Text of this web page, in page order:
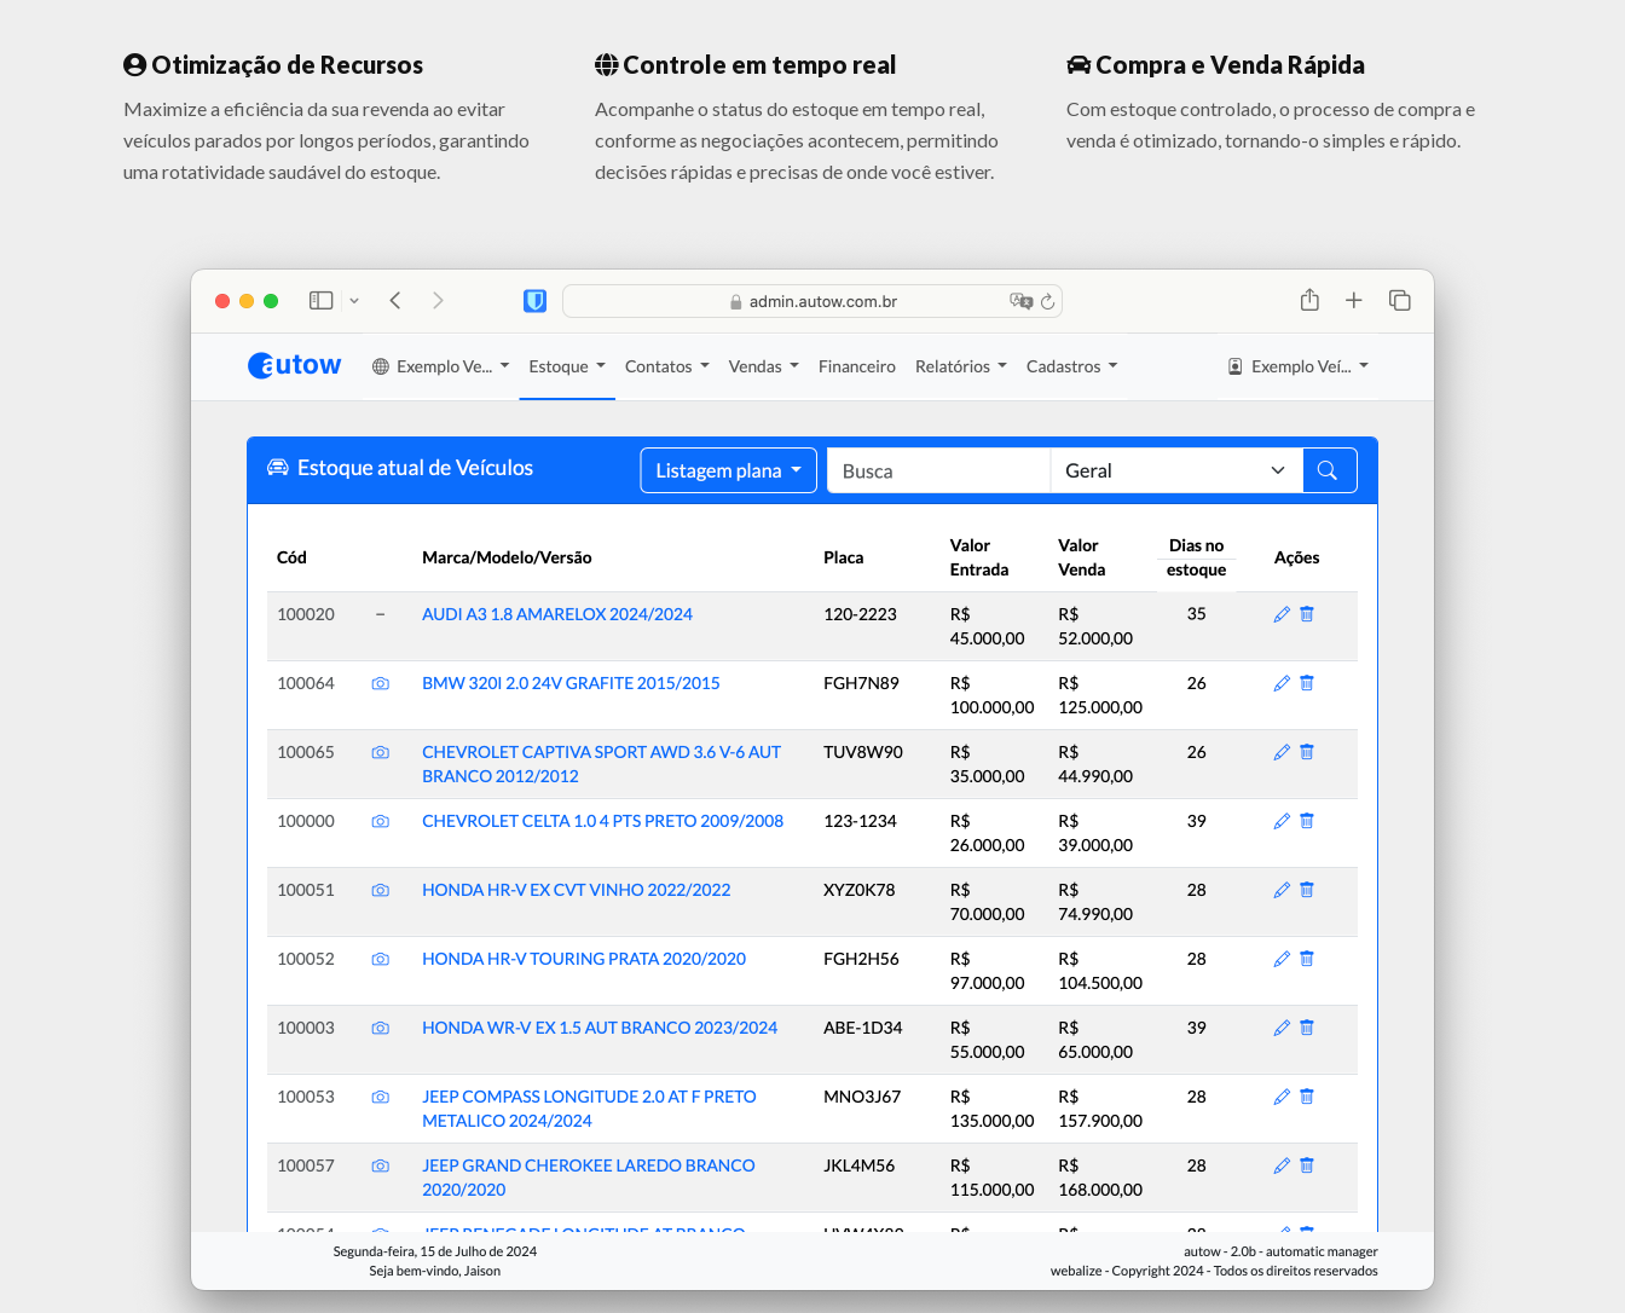
Otimização de Recursos
Maximize a eficiência da sua revenda ao evitar
veículos parados por longos períodos, garantindo
uma rotatividade saudável do estoque.
Controle em tempo real
Acompanhe o status do estoque em tempo real,
conforme as negociações acontecem, permitindo
decisões rápidas e precisas de onde você estiver.
Compra e Venda Rápida
Com estoque controlado, o processo de compra e
venda é otimizado, tornando-o simples e rápido.